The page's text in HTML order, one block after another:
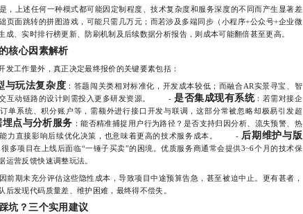
上述任何一种模式都可能因定制程度、技术复杂度和服务深度的不同而产生显著差
页面跳转的拼图游戏，可能只需几万元；而若涉及多端同步（小程序+公众号+企业微
成、实时排行榜更新、防刷机制及后续数据分析报告，则成本可能翻倍甚至更高。
核心因素解析
工作量外，真正决定最终报价的关键要素包括：
与玩法复杂度 ：答题闯关类相对标准化，开发成本较低；而融合AR实景寻宝、智
交互动链路的设计则需投入更多研发资源。 -是否集成现有系统：若需对接企
单系统、积分账户等，需额外进行接口开发与联调，这部分常被忽略却极易引发超
埋点与分析服务 ：能否精准捕捉用户行为路径？是否支持归因分析、流失预警、热
能力直接影响后续优化决策，也意味着更高的技术服务成本。 - 后期维护与版
很多项目在上线后面临“一锤子买卖”的困境。优质服务商通常会提供3~6个月的技术保
运营反馈快速调整玩法。
期未充分评估这些隐性成本，导致项目中途预算告急，甚至被迫中止。更有甚者，
后发现代码质量差、维护困难，最终得不偿失。
坑？三个实用建议